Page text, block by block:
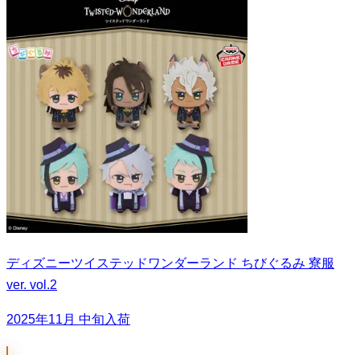
ディズニーツイステッドワンダーランド ちびぐるみ 寮服
ver. vol.2
2025年11月 中旬入荷